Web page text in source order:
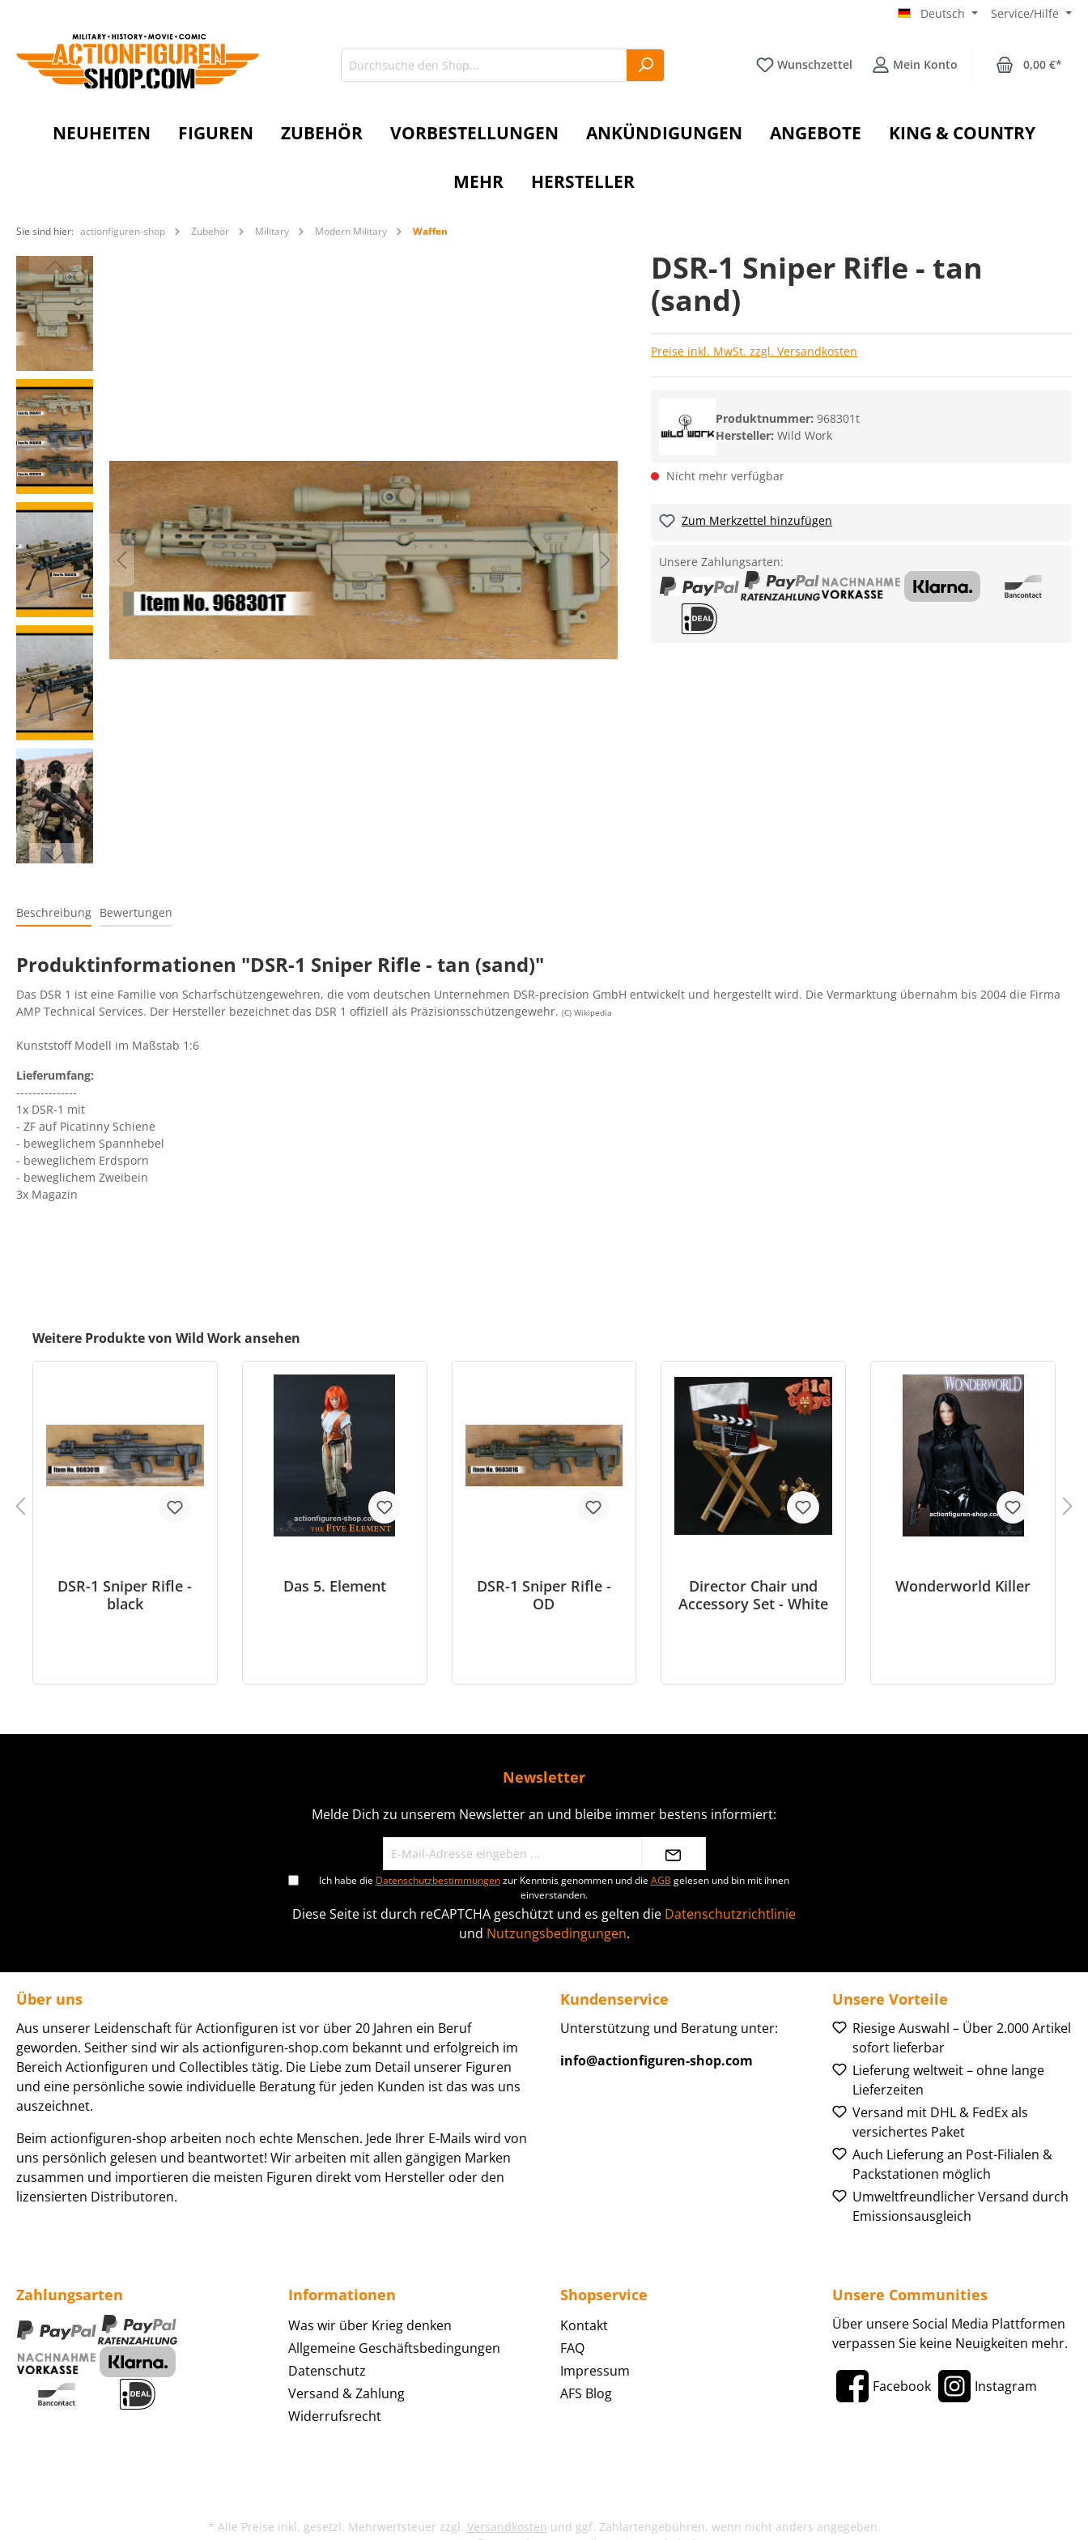
Deutsch Service/Hilfe
Wunschzettel Mein Konto 0,00 €*
NEUHEITEN FIGUREN ZUBEHÖR VORBESTELLUNGEN ANKÜNDIGUNGEN ANGEBOTE KING & COUNTRY
MEHR HERSTELLER
Sie sind hier: actionfiguren-shop Zubehör Military Modern Military Waffen
DSR-1 Sniper Rifle - tan
(sand)
Preise inkl. MwSt. zzgl. Versandkosten
Produktnummer: 968301t
Hersteller: Wild Work
Nicht mehr verfügbar
Zum Merkzettel hinzufügen
Unsere Zahlungsarten:
Beschreibung Bewertungen
Produktinformationen "DSR-1 Sniper Rifle - tan (sand)"
Das DSR 1 ist eine Familie von Scharfschützengewehren, die vom deutschen Unternehmen DSR-precision GmbH entwickelt und hergestellt wird. Die Vermarktung übernahm bis 2004 die Firma
AMP Technical Services. Der Hersteller bezeichnet das DSR 1 offiziell als Präzisionsschützengewehr. (C) Wikipedia
Kunststoff Modell im Maßstab 1:6
Lieferumfang:
---------------
1x DSR-1 mit
- ZF auf Picatinny Schiene
- beweglichem Spannhebel
- beweglichem Erdsporn
- beweglichem Zweibein
3x Magazin
Weitere Produkte von Wild Work ansehen
DSR-1 Sniper Rifle -
black
Das 5. Element
DSR-1 Sniper Rifle -
OD
Director Chair und
Accessory Set - White
Wonderworld Killer
Newsletter
Melde Dich zu unserem Newsletter an und bleibe immer bestens informiert:
Ich habe die Datenschutzbestimmungenzur Kenntnis genommen und dieAGB gelesen und bin mit ihnen
einverstanden.
Diese Seite ist durch reCAPTCHA geschützt und es gelten die Datenschutzrichtlinie
und Nutzungsbedingungen.
Über uns
Aus unserer Leidenschaft für Actionfiguren ist vor über 20 Jahren ein Beruf
geworden. Seither sind wir als actionfiguren-shop.com bekannt und erfolgreich im
Bereich Actionfiguren und Collectibles tätig. Die Liebe zum Detail unserer Figuren
und eine persönliche sowie individuelle Beratung für jeden Kunden ist das was uns
auszeichnet.
Beim actionfiguren-shop arbeiten noch echte Menschen. Jede Ihrer E-Mails wird von
uns persönlich gelesen und beantwortet! Wir arbeiten mit allen gängigen Marken
zusammen und importieren die meisten Figuren direkt vom Hersteller oder den
lizensierten Distributoren.
Kundenservice
Unterstützung und Beratung unter:
info@actionfiguren-shop.com
Unsere Vorteile
Riesige Auswahl – Über 2.000 Artikel
sofort lieferbar
Lieferung weltweit – ohne lange
Lieferzeiten
Versand mit DHL & FedEx als
versichertes Paket
Auch Lieferung an Post-Filialen &
Packstationen möglich
Umweltfreundlicher Versand durch
Emissionsausgleich
Zahlungsarten Informationen
Was wir über Krieg denken
Allgemeine Geschäftsbedingungen
Datenschutz
Versand & Zahlung
Widerrufsrecht
Shopservice
Kontakt
FAQ
Impressum
AFS Blog
Unsere Communities
Über unsere Social Media Plattformen
verpassen Sie keine Neuigkeiten mehr.
Facebook Instagram
* Alle Preise inkl. gesetzl. Mehrwertsteuer zzgl. Versandkosten und ggf. Zahlartengebühren, wenn nicht anders angegeben.